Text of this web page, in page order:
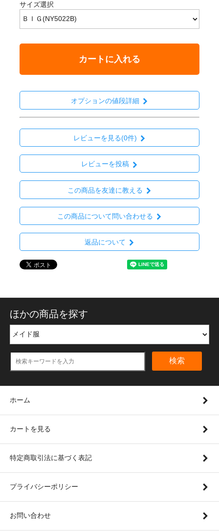
サイズ選択
カートに入れる
オプションの値段詳細
レビューを見る(0件)
レビューを投稿
この商品を友達に教える
この商品について問い合わせる
返品について
ほかの商品を探す
検索
ホーム
カートを見る
特定商取引法に基づく表記
プライバシーポリシー
お問い合わせ